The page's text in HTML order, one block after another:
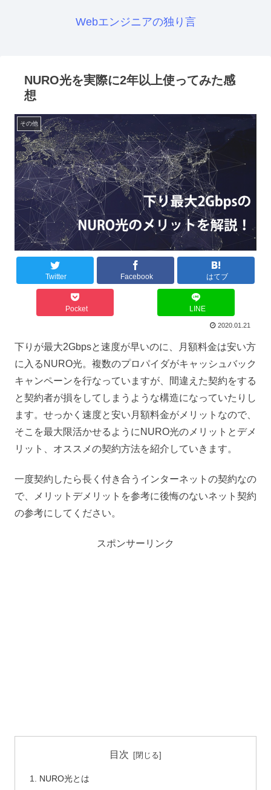
Webエンジニアの独り言
NURO光を実際に2年以上使ってみた感
想
その他
Twitter Facebook はてブ
Pocket LINE
2020.01.21
下りが最大2Gbpsと速度が早いのに、月額料金は安い方
に入るNURO光。複数のプロパイダがキャッシュバック
キャンペーンを行なっていますが、間違えた契約をする
と契約者が損をしてしまうような構造になっていたりし
ます。せっかく速度と安い月額料金がメリットなので、
そこを最大限活かせるようにNURO光のメリットとデメ
リット、オススメの契約方法を紹介していきます。
一度契約したら長く付き合うインターネットの契約なの
で、メリットデメリットを参考に後悔のないネット契約
の参考にしてください。
スポンサーリンク
目次
NURO光とは